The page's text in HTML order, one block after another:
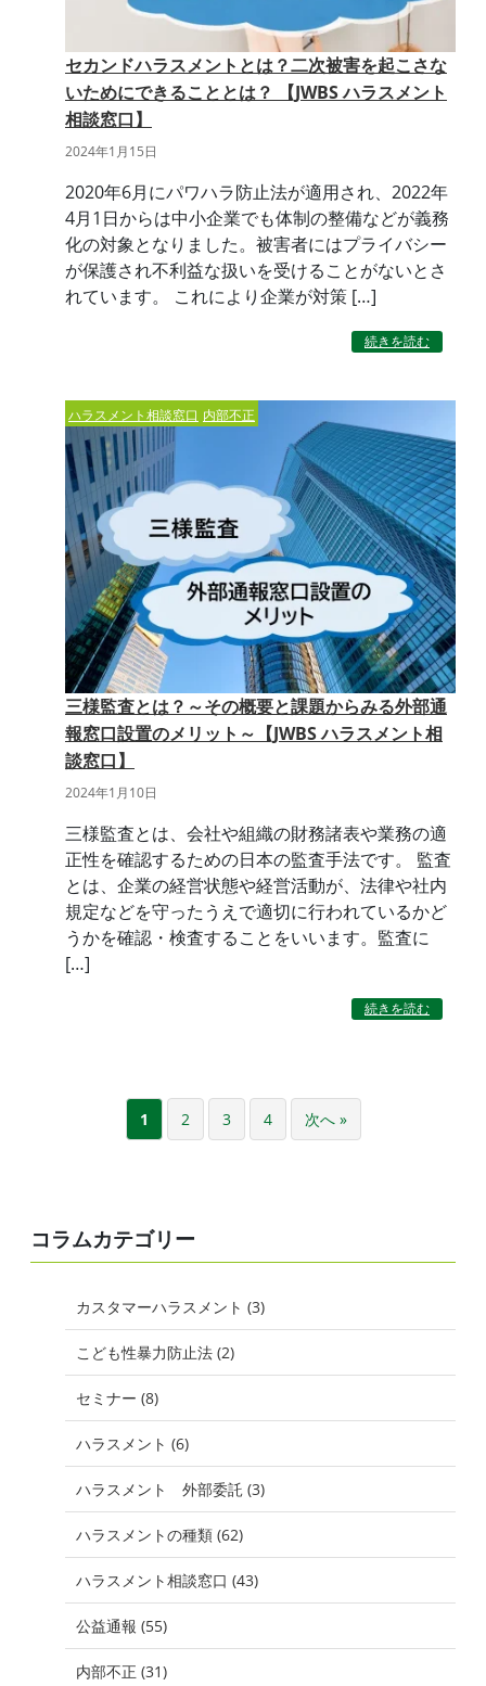
セカンドハラスメントとは？二次被害を起こさな
いためにできることとは？ 【JWBS ハラスメント
相談窓口】
2024年1月15日
2020年6月にパワハラ防止法が適用され、2022年
4月1日からは中小企業でも体制の整備などが義務
化の対象となりました。被害者にはプライバシー
が保護され不利益な扱いを受けることがないとさ
れています。 これにより企業が対策 […]
続きを読む
ハラスメント相談窓口 内部不正
三様監査とは？～その概要と課題からみる外部通
報窓口設置のメリット～【JWBS ハラスメント相
談窓口】
2024年1月10日
三様監査とは、会社や組織の財務諸表や業務の適
正性を確認するための日本の監査手法です。 監査
とは、企業の経営状態や経営活動が、法律や社内
規定などを守ったうえで適切に行われているかど
うかを確認・検査することをいいます。監査に
[…]
続きを読む
ペ
ビ
ゲ
ー
ン
1 2 3 4 次へ »
コラムカテゴリー
カスタマーハラスメント (3)
こども性暴力防止法 (2)
セミナー (8)
ハラスメント (6)
ハラスメント 外部委託 (3)
ハラスメントの種類 (62)
ハラスメント相談窓口 (43)
公益通報 (55)
内部不正 (31)